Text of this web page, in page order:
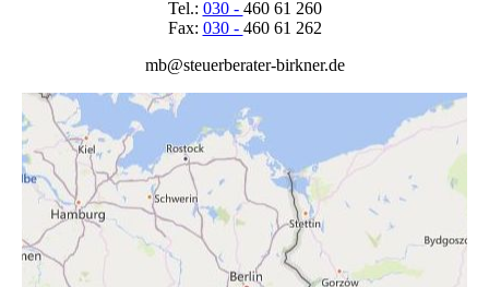
Tel.: 030 - 460 61 260
Fax: 030 - 460 61 262
mb@steuerberater-birkner.de